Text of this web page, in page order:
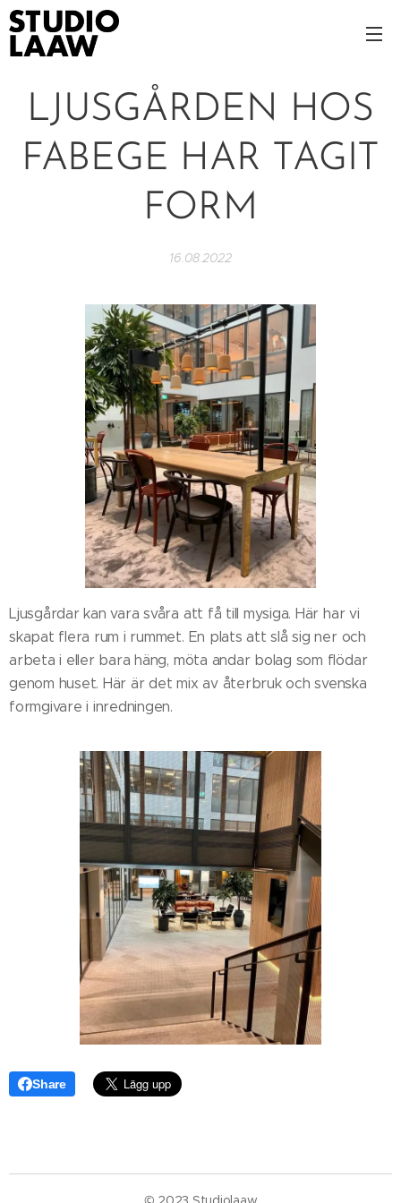
LJUSGÅRDEN HOS
FABEGE HAR TAGIT
FORM
16.08.2022
Ljusgårdar kan vara svåra att få till mysiga. Här har vi
skapat flera rum i rummet. En plats att slå sig ner och
arbeta i eller bara häng, möta andar bolag som flödar
genom huset. Här är det mix av återbruk och svenska
formgivare i inredningen.
Share